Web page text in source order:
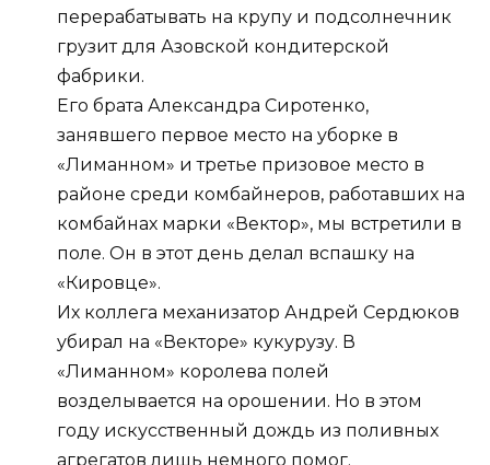
перерабатывать на крупу и подсолнечник
грузит для Азовской кондитерской
фабрики.
Его брата Александра Сиротенко,
занявшего первое место на уборке в
«Лиманном» и третье призовое место в
районе среди комбайнеров, работавших на
комбайнах марки «Вектор», мы встретили в
поле. Он в этот день делал вспашку на
«Кировце».
Их коллега механизатор Андрей Сердюков
убирал на «Векторе» кукурузу. В
«Лиманном» королева полей
возделывается на орошении. Но в этом
году искусственный дождь из поливных
агрегатов лишь немного помог.